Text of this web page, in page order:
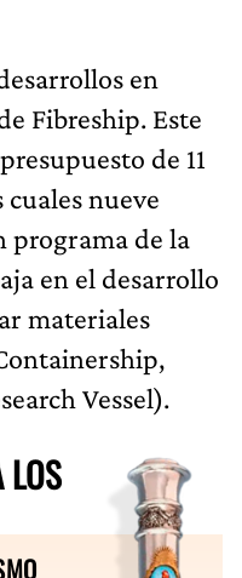
en
Fibreship. Este
de 11
nueve
programa de la
en el desarrollo
materiales
Vessel).
LOS